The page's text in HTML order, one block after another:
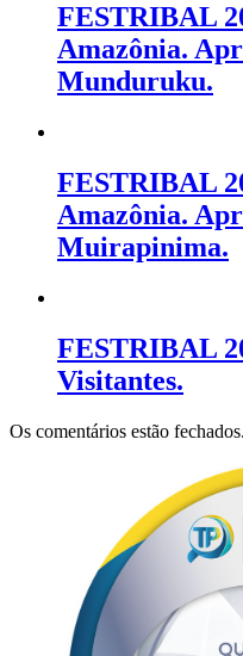
FESTRIBAL
Amazônia.
Munduruku.
FESTRIBAL
Amazônia.
Muirapinima.
FESTRIBAL
Visitantes.
Os comentários estão fechados.